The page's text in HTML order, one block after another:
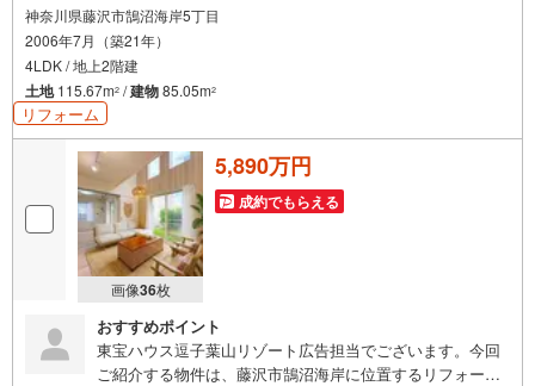
神奈川県藤沢市鵠沼海岸5丁目
2006年7月（築21年）
4LDK / 地上2階建
土地115.67m2 /建物85.05m2
リフォーム
画像36枚
5,890万円
成約でもらえる
おすすめポイント
東宝ハウス逗子葉山リゾート広告担当でございます。今回
ご紹介する物件は、藤沢市鵠沼海岸に位置するリフォーム